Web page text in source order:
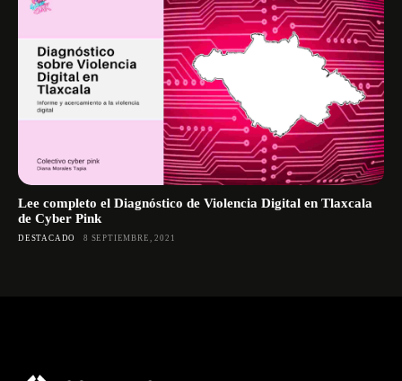
Lee completo el Diagnóstico de Violencia Digital en Tlaxcala
de Cyber Pink
DESTACADO 8 SEPTIEMBRE, 2021